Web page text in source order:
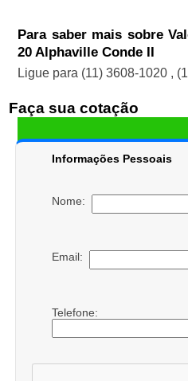
Para saber mais sobre
20 Alphaville Conde II
Ligue para (11) 3608-1020 ,
Faça sua cotação
Informações Pessoais
Nome:
Email:
Telefone: